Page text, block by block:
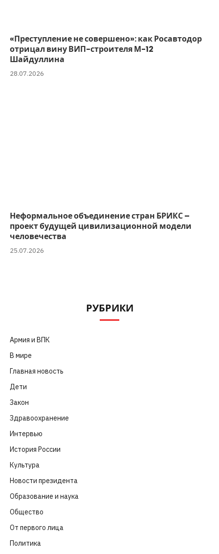
«Преступление не совершено»: как Росавтодор
отрицал вину ВИП-строителя М-12
Шайдуллина
28.07.2026
Неформальное объединение стран БРИКС –
проект будущей цивилизационной модели
человечества
25.07.2026
РУБРИКИ
Армия и ВПК
В мире
Главная новость
Дети
Закон
Здравоохранение
Интервью
История России
Культура
Новости президента
Образование и наука
Общество
От первого лица
Политика